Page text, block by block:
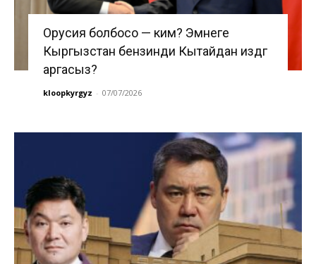
Орусия болбосо — ким? Эмнеге
Кыргызстан бензинди Кытайдан издөөгө
аргасыз?
kloopkyrgyz - 07/07/2026